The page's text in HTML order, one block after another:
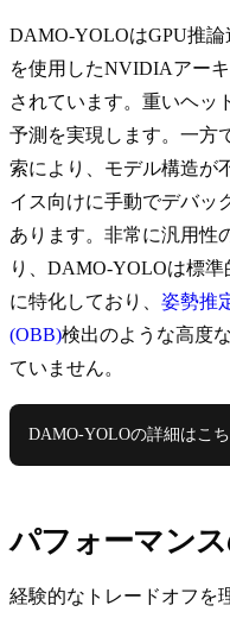
DAMO-YOLOはGPU推
を使用したNVIDIAアー
されています。重いヘッ
予測を実現します。一方
索により、モデル構造が
イス向けに手動でデバッ
あります。非常に汎用性
り、DAMO-YOLOは標
に特化しており、 姿勢推
(OBB)検出のような高度
ていません。
DAMO-YOLOの詳細はこ
パフォーマン
経験的なトレードオフを